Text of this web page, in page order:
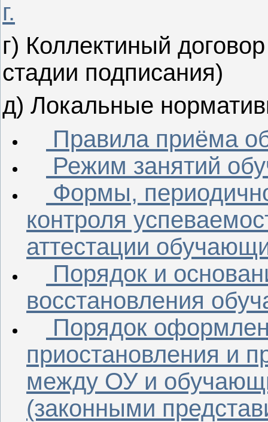
г.
г) Коллектиный
стадии подписания)
д) Локальные
Правила приёма
Режим занятий
Формы,
контроля
аттестации
Порядок и
восстановления
Порядок
приостановления и
между ОУ и
(законными